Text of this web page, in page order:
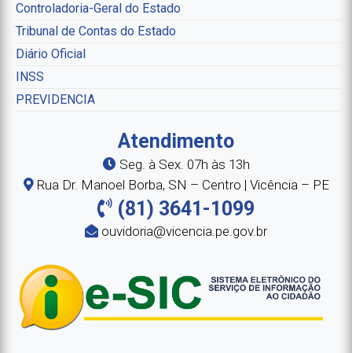
Controladoria-Geral do Estado
Tribunal de Contas do Estado
Diário Oficial
INSS
PREVIDENCIA
Atendimento
Seg. à Sex. 07h às 13h
Rua Dr. Manoel Borba, SN – Centro | Vicência – PE
(81) 3641-1099
ouvidoria@vicencia.pe.gov.br